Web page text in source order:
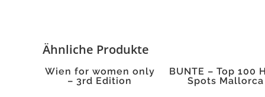
Ähnliche Produkte
Wien for women only
– 3rd Edition
BUNTE – Top 100
Spots Mallorca